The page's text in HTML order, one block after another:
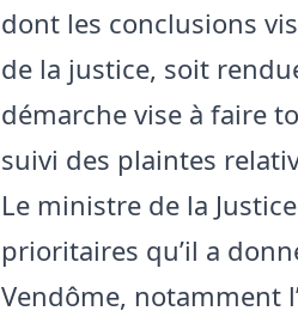
dont les conclusions
de la justice, soit
démarche vise à faire
suivi des plaintes
Le ministre de la
prioritaires qu’il a
Vendôme, notamment